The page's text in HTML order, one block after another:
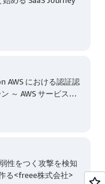
AWS における認証認
～ AWS サービスで
性をつく攻撃を検知
る<freee株式会社>